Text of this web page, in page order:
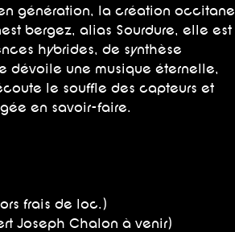
génération, la création occitane
bergez, alias Sourdure, elle est
hybrides, de synthèse
dévoile une musique éternelle,
le souffle des capteurs et
en savoir-faire.
frais de loc.)
Joseph Chalon à venir)